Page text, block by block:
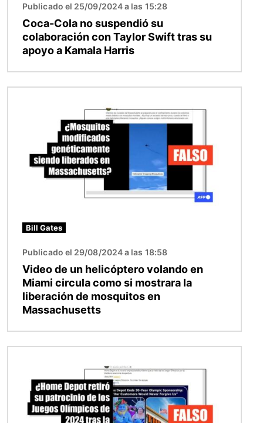
Publicado el 25/09/2024 a las 15:28
Coca-Cola no suspendió su
colaboración con Taylor Swift tras su
apoyo a Kamala Harris
Bill Gates
Publicado el 29/08/2024 a las 18:58
Video de un helicóptero volando en
Miami circula como si mostrara la
liberación de mosquitos en
Massachusetts